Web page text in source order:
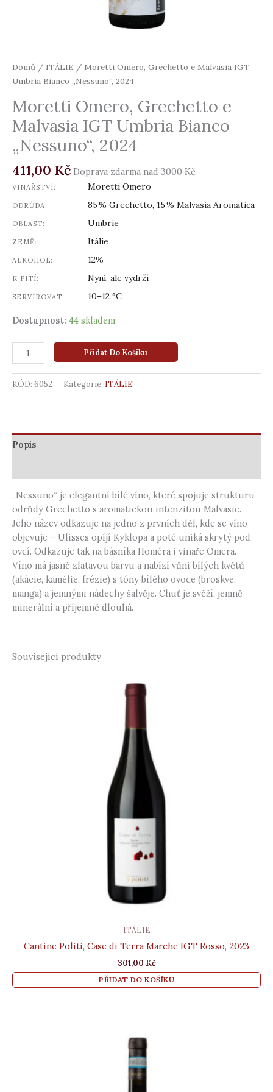
Domů / ITÁLIE / Moretti Omero, Grechetto e Malvasia IGT
Umbria Bianco „Nessuno“, 2024
Moretti Omero, Grechetto e
Malvasia IGT Umbria Bianco
„Nessuno“, 2024
411,00 Kč Doprava zdarma nad 3000 Kč
VINAŘSTVÍ: Moretti Omero
ODRŮDA: 85 % Grechetto, 15 % Malvasia Aromatica
OBLAST: Umbrie
ZEMĚ: Itálie
ALKOHOL: 12%
K PITÍ: Nyní, ale vydrží
SERVÍROVAT: 10–12 °C
Dostupnost: 44 skladem
Přidat Do Košíku
KÓD: 6052 Kategorie: ITÁLIE
Popis
„Nessuno“ je elegantní bílé víno, které spojuje strukturu
odrůdy Grechetto s aromatickou intenzitou Malvasie.
Jeho název odkazuje na jedno z prvních děl, kde se víno
objevuje – Ulisses opíjí Kyklopa a poté uniká skrytý pod
ovcí. Odkazuje tak na básníka Homéra i vinaře Omera.
Víno má jasně zlatavou barvu a nabízí vůni bílých květů
(akácie, kamélie, frézie) s tóny bílého ovoce (broskve,
manga) a jemnými nádechy šalvěje. Chuť je svěží, jemně
minerální a příjemně dlouhá.
Související produkty
ITÁLIE
Cantine Politi, Case di Terra Marche IGT Rosso, 2023
301,00 Kč
PŘIDAT DO KOŠÍKU